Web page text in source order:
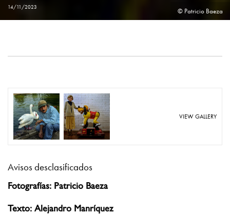
14/11/2023 © Patricio Baeza
VIEW GALLERY
Avisos desclasificados
Fotografías: Patricio Baeza
Texto: Alejandro Manríquez